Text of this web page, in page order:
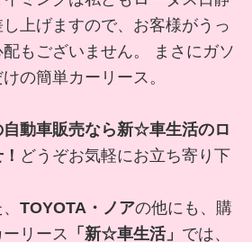
上げますので、お客様がうっ
もございません。 まさにガソ
の簡単カーリース。
動車販売なら新☆車生活のロ
どうぞお気軽にお立ち寄り下
TOYOTA・ノアの他にも、購
リース
「新☆車生活」 では、